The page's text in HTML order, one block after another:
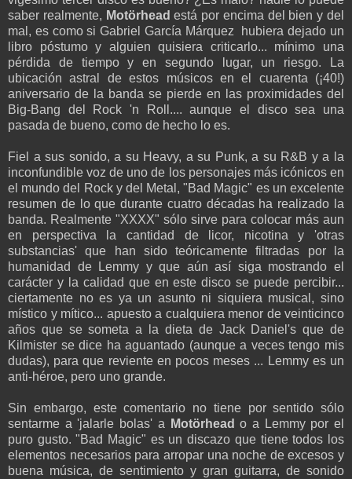
saber realmente, Motörhead está por encima del bien y del
mal, es como si Gabriel García Márquez hubiera dejado un
libro póstumo y alguien quisiera criticarlo... mínimo una
pérdida de tiempo y en segundo lugar, un riesgo. La
ubicación astral de estos músicos en el cuarenta (¡40!)
aniversario de la banda se pierde en las proximidades del
Big-Bang del Rock 'n Roll.... aunque el disco sea una
pasada de bueno, como de hecho lo es.
Fiel a sus sonido, a su Heavy, a su Punk, a su R&B y a la
inconfundible voz de uno de los personajes más icónicos en
el mundo del Rock y del Metal, "Bad Magic" es un excelente
resumen de lo que durante cuatro décadas ha realizado la
banda. Realmente "XXXX" sólo sirve para colocar más aun
en perspectiva la cantidad de licor, nicotina y 'otras
substancias' que han sido teóricamente filtradas por la
humanidad de Lemmy y que aún así siga mostrando el
carácter y la calidad que en este disco se puede percibir...
ciertamente no es ya un asunto ni siquiera musical, sino
místico y mítico... apuesto a cualquiera menor de veinticinco
años que se someta a la dieta de Jack Daniel's que de
Kilmister se dice ha aguantado (aunque a veces tengo mis
dudas), para que reviente en pocos meses ... Lemmy es un
anti-héroe, pero uno grande.
Sin embargo, este comentario no tiene por sentido sólo
sentarme a 'jalarle bolas' a
Motörhead o a Lemmy por el
puro gusto. "Bad Magic" es un discazo que tiene todos los
elementos necesarios para arropar una noche de excesos y
buena música, de sentimiento y gran guitarra, de sonido